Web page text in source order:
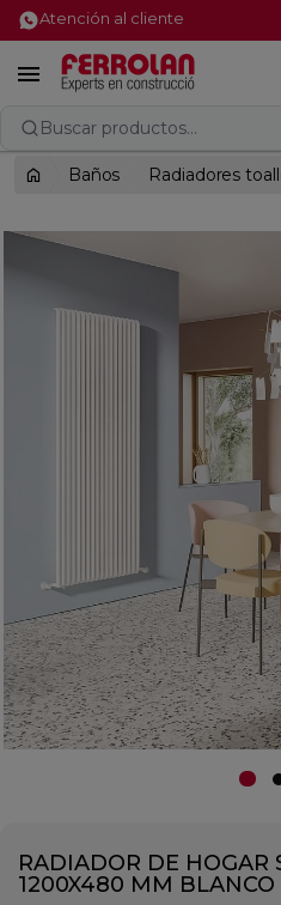
Atención al cliente

Buscar productos...
Baños Radiadores
RADIADOR DE HOGAR
1200X480 MM BLANCO